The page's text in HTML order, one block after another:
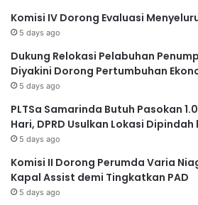
Komisi IV Dorong Evaluasi
5 days ago
Dukung Relokasi Pelabuhan
Diyakini Dorong Pertumbuhan
5 days ago
PLTSa Samarinda Butuh Pasokan
Hari, DPRD Usulkan Lokasi
5 days ago
Komisi II Dorong Perumda Varia
Kapal Assist demi Tingkatkan PAD
5 days ago